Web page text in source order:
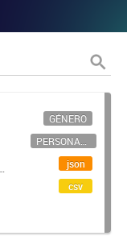
GÉNERO
PERSONAL CIENTÍFICO-TECNOLÓGICO
json
csv